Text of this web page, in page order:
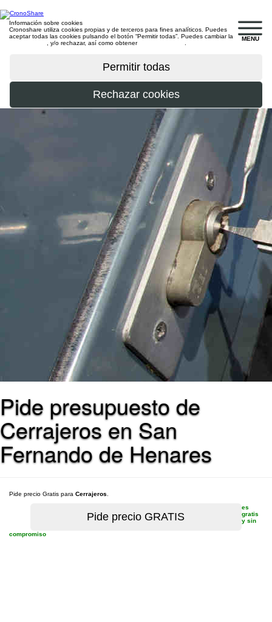
MENU
Información sobre cookies
Cronoshare utiliza cookies propias y de terceros para fines analíticos. Puedes
aceptar todas las cookies pulsando el botón “Permitir todas”. Puedes cambiar la
, y/o rechazar, así como obtener
Pide presupuesto de
Cerrajeros en San
Fernando de Henares
Pide precio Gratis para Cerrajeros
es
gratis
y sin
compromiso